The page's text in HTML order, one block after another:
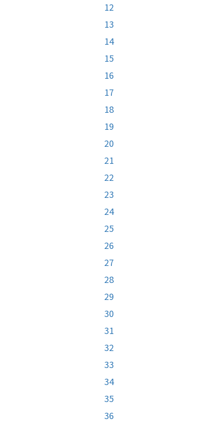
12
13
14
15
16
17
18
19
20
21
22
23
24
25
26
27
28
29
30
31
32
33
34
35
36